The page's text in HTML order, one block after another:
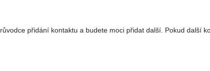
přidání kontaktu a budete moci přidat další. Pokud další